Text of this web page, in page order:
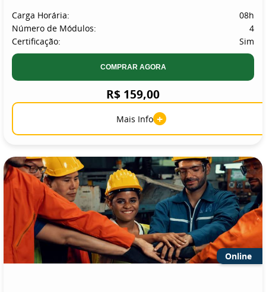
Carga Horária:
08h
Número de Módulos:
4
Certificação:
Sim
COMPRAR AGORA
R$ 159,00
Mais Info +
Online